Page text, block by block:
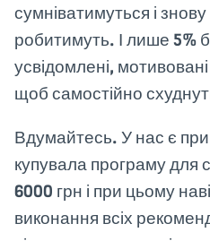
сумніватимуться і
робитимуть. І лише 5%
усвідомлені,
щоб самостійно
Вдумайтесь. У нас є
купувала програму для
6000 грн і при цьому
виконання всіх